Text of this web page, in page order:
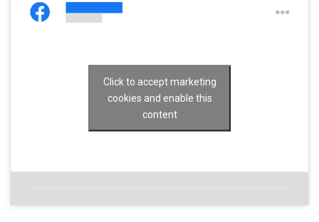
Click to accept marketing
cookies and enable this
content